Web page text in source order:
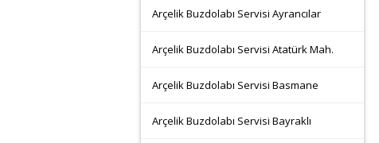
Arçelik Buzdolabı Servisi Ayrancılar
Arçelik Buzdolabı Servisi Atatürk Mah.
Arçelik Buzdolabı Servisi Basmane
Arçelik Buzdolabı Servisi Bayraklı